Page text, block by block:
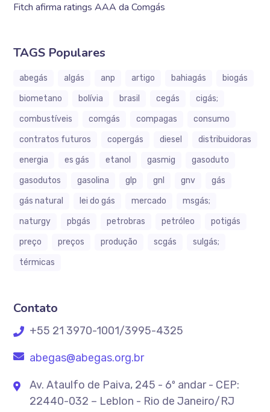
Fitch afirma ratings AAA da Comgás
TAGS Populares
abegás algás anp artigo bahiagás
biogás
biometano
bolívia brasil cegás
cigás;
combustíveis
comgás compagas
consumo
contratos futuros
copergás diesel
distribuidoras
energia
es gás etanol gasmig
gasoduto
gasodutos
gasolina glp gnl gnv
gás
gás natural
lei do gás mercado
msgás;
naturgy
pbgás petrobras petróleo
potigás
preço
preços produção scgás
sulgás;
térmicas
Contato
+55 21 3970-1001/3995-4325
abegas@abegas.org.br
Av. Ataulfo de Paiva, 245 - 6º andar - CEP:
22440-032 – Leblon - Rio de Janeiro/RJ